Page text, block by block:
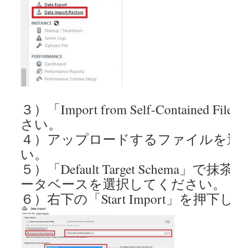
３）「Import from Self-Contained
さい。
４）アップロードするファイル
い。
５）「Default Target Schema」で
ータベースを選択してください。
６）右下の「Start Import」を押下